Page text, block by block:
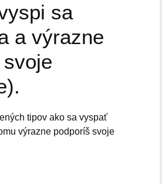
sa
a výrazne
tipov ako sa vyspať
výrazne podporíš svoje